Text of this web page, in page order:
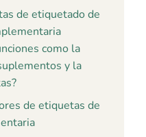
de etiquetado de
como la
y la
de etiquetas de